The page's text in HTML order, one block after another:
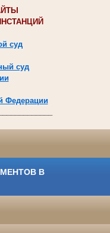
суд
суд
Федерации
В